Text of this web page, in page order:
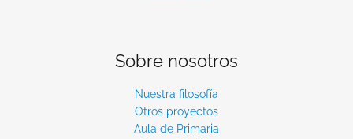
Sobre nosotros
Nuestra filosofía
Otros proyectos
Aula de Primaria